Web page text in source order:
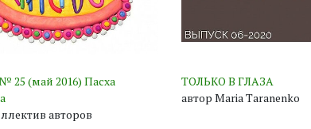
25 (май 2016) Пасха
авторов
ТОЛЬКО В ГЛАЗА
автор Maria Taranenko